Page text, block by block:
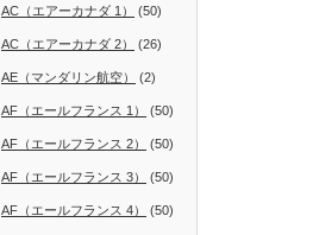
AC（エアーカナダ 1） (50)
AC（エアーカナダ 2） (26)
AE（マンダリン航空） (2)
AF（エールフランス 1） (50)
AF（エールフランス 2） (50)
AF（エールフランス 3） (50)
AF（エールフランス 4） (50)